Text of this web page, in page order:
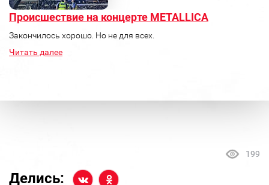
Происшествие на концерте METALLICA
Закончилось хорошо. Но не для всех.
Читать далее
199
Делись: